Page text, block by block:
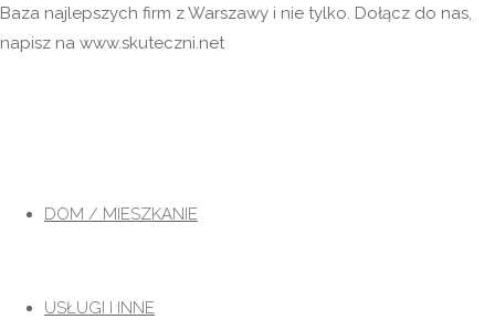
Baza najlepszych firm z Warszawy i nie tylko. Dołącz do nas,
napisz na www.skuteczni.net
DOM / MIESZKANIE
USŁUGI I INNE